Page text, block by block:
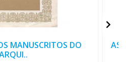
MANUSCRITOS DO
AS